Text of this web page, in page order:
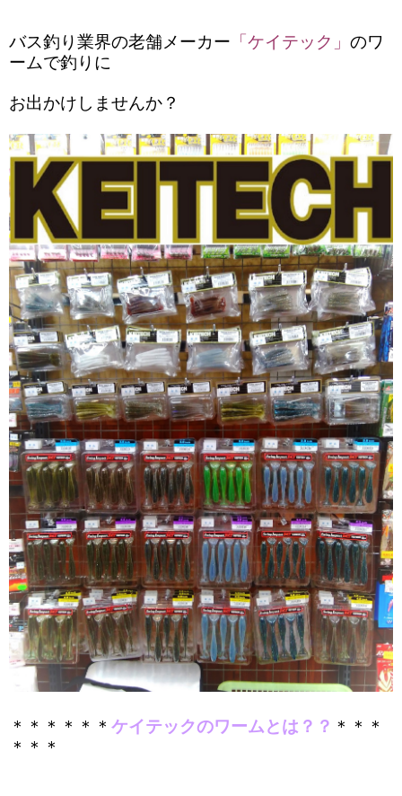
バス釣り業界の老舗メーカー 「ケイテック」 のワ
ームで釣りに
お出かけしませんか？
＊＊＊＊＊＊ ケイテックのワームとは？？ ＊＊＊
＊＊＊